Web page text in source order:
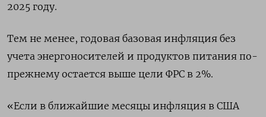
2025 году.
Тем не менее, годовая базовая инфляция без
учета энергоносителей и продуктов питания по-
прежнему остается выше цели ФРС в 2%.
«Если в ближайшие месяцы инфляция в США